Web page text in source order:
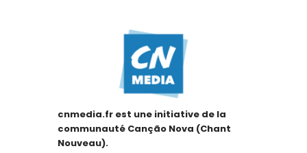
cnmedia.fr est une initiative de la
communauté Canção Nova (Chant
Nouveau).